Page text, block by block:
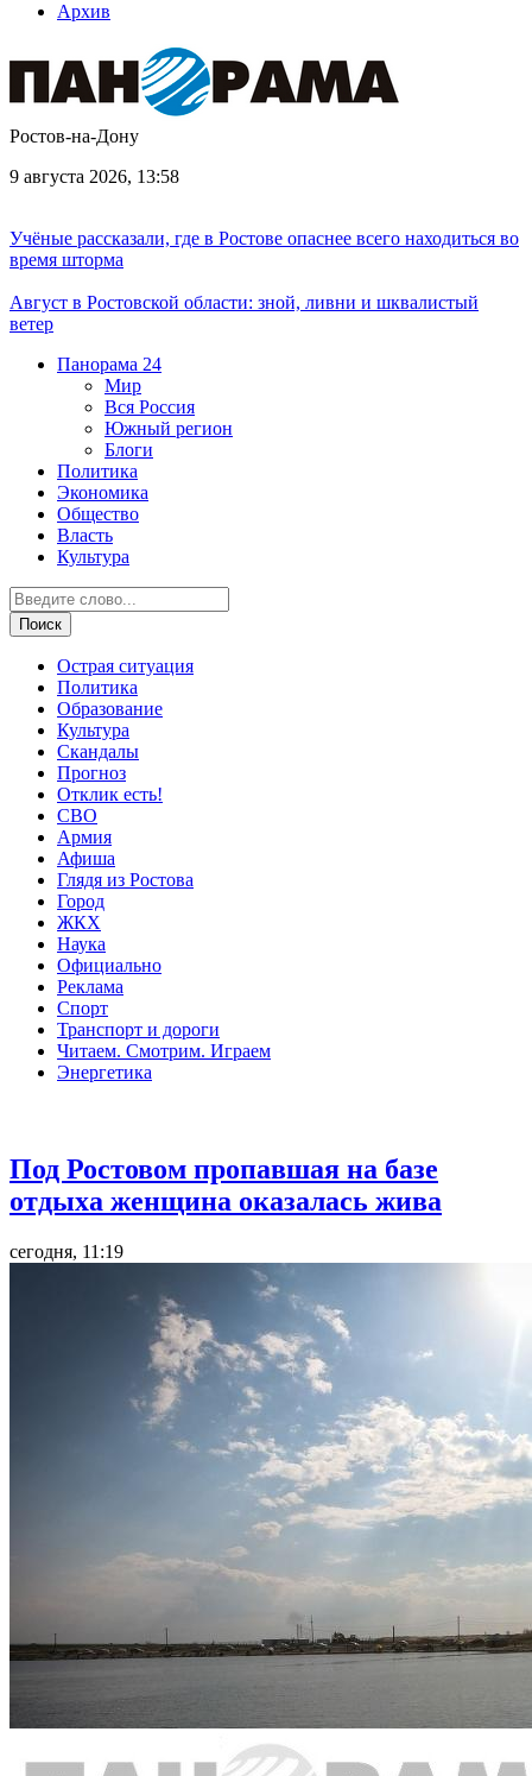
Архив
Ростов-на-Дону
9 августа 2026, 13:58
Учёные рассказали, где в Ростове опаснее всего находиться во
время шторма
Август в Ростовской области: зной, ливни и шквалистый
ветер
Панорама 24
Мир
Вся Россия
Южный регион
Блоги
Политика
Экономика
Общество
Власть
Культура
Острая ситуация
Политика
Образование
Культура
Скандалы
Прогноз
Отклик есть!
СВО
Армия
Афиша
Глядя из Ростова
Город
ЖКХ
Наука
Официально
Реклама
Спорт
Транспорт и дороги
Читаем. Смотрим. Играем
Энергетика
Под Ростовом пропавшая на базе
отдыха женщина оказалась жива
сегодня, 11:19